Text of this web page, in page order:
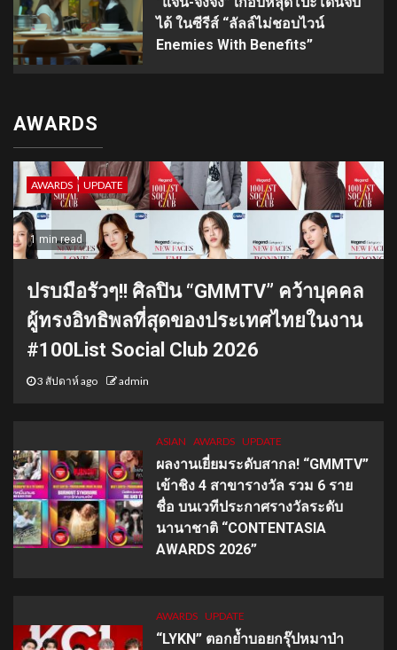
ได้ ในซีรีส์ “ลัลล์ไม่ชอบไวน์
Enemies With Benefits”
AWARDS
AWARDS UPDATE
1 min read
ปรบมือรัวๆ!! ศิลปิน “GMMTV” คว้าบุคคล
ผู้ทรงอิทธิพลที่สุดของประเทศไทยในงาน
#100List Social Club 2026
3 สัปดาห์ ago admin
ASIAN AWARDS UPDATE
ผลงานเยี่ยมระดับสากล! “GMMTV”
เข้าชิง 4 สาขารางวัล รวม 6 ราย
ชื่อ บนเวทีประกาศรางวัลระดับ
นานาชาติ “CONTENTASIA
AWARDS 2026”
AWARDS UPDATE
“LYKN” ตอกย้ำบอยกรุ๊ปหมาป่า